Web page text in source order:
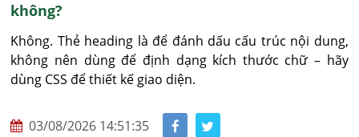
không?
Không. Thẻ heading là để đánh dấu cấu trúc nội dung,
không nên dùng để định dạng kích thước chữ – hãy
dùng CSS để thiết kế giao diện.
03/08/2026 14:51:35